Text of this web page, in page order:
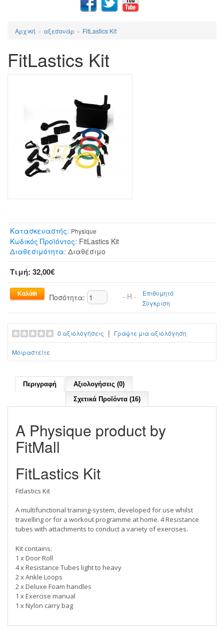
Αρχική » αξεσουάρ » FitLastics Kit
FitLastics Kit
Κατασκευαστής: Physique
Κωδικός Προϊόντος: FitLastics Kit
Διαθεσιμότητα: Διαθέσιμο
Τιμή: 32,00€
Ποσότητα: - Ή -
Επιθυμητό
Σύγκριση
0 αξιολογήσεις | Γράψτε μια αξιολόγηση
Μοιραστείτε
Περιγραφή
Αξιολογήσεις (0)
Σχετικά Προϊόντα (16)
Α Physique product by
FitMall
FitLastics Kit
Fitlastics Kit
A multifunctional training-system, developed for use whilst
travelling or for a workout programme at home. 4 Resistance
tubes with attachments to conduct a variety of exercises.
Kit contains:
1 x Door Roll
4 x Resistance Tubes light to heavy
2 x Ankle Loops
2 x Deluxe Foam handles
1 x Exercise manual
1 x Nylon carry bag